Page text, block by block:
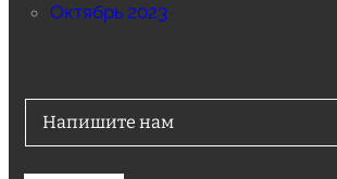
Октябрь 2023
Напишите нам